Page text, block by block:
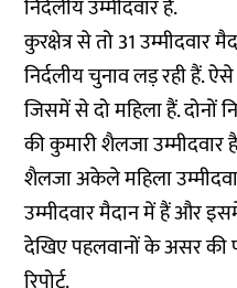
निर्दलीय उम्मीदवार हैं.
कुरक्षेत्र से तो 31 उम्मीदवार
निर्दलीय चुनाव लड़ रही हैं.
जिसमें से दो महिला हैं. दोनों
की कुमारी शैलजा उम्मीदवार
शैलजा अकेले महिला
उम्मीदवार मैदान में हैं और
देखिए पहलवानों के असर की